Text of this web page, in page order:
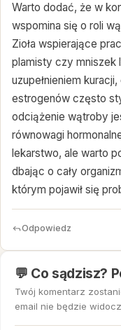
Warto dodać, że w
wspomina się o roli
Zioła wspierające
plamisty czy mniszek
uzupełnieniem
estrogenów często
odciążenie wątroby
równowagi
lekarstwo, ale warto
dbając o cały
którym pojawił się
Odpowiedz
💬 Co sądzisz?
Twój komentarz
email nie będzie